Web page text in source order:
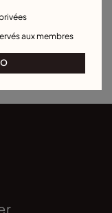
Bracelets boule
aux membres